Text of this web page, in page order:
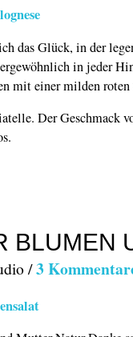
das Glück, in der
in jeder
mit einer milden
Der Geschmack
BLUMEN
/3